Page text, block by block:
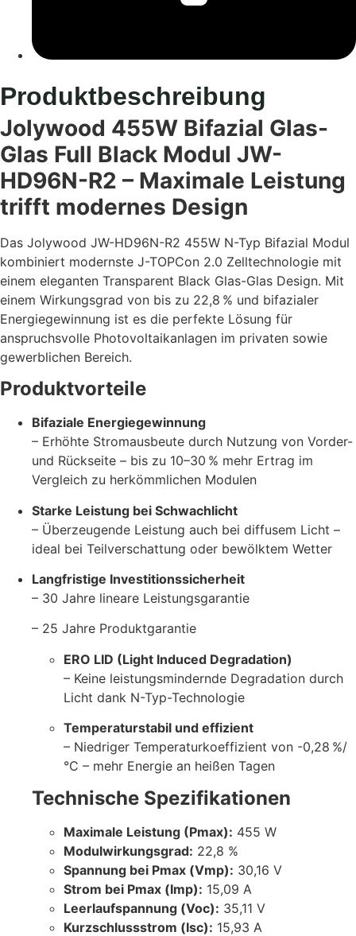
Produktbeschreibung
Jolywood 455W Bifazial Glas-
Glas Full Black Modul JW-
HD96N-R2 – Maximale Leistung
trifft modernes Design
Das Jolywood JW-HD96N-R2 455W N-Typ Bifazial Modul
kombiniert modernste J-TOPCon 2.0 Zelltechnologie mit
einem eleganten Transparent Black Glas-Glas Design. Mit
einem Wirkungsgrad von bis zu 22,8 % und bifazialer
Energiegewinnung ist es die perfekte Lösung für
anspruchsvolle Photovoltaikanlagen im privaten sowie
gewerblichen Bereich.
Produktvorteile
Bifaziale Energiegewinnung
– Erhöhte Stromausbeute durch Nutzung von Vorder-
und Rückseite – bis zu 10–30 % mehr Ertrag im
Vergleich zu herkömmlichen Modulen
Starke Leistung bei Schwachlicht
– Überzeugende Leistung auch bei diffusem Licht –
ideal bei Teilverschattung oder bewölktem Wetter
Langfristige Investitionssicherheit
– 30 Jahre lineare Leistungsgarantie
– 25 Jahre Produktgarantie
ERO LID (Light Induced Degradation)
– Keine leistungsmindernde Degradation durch
Licht dank N-Typ-Technologie
Temperaturstabil und effizient
– Niedriger Temperaturkoeffizient von -0,28 %/
°C – mehr Energie an heißen Tagen
Technische Spezifikationen
Maximale Leistung (Pmax): 455 W
Modulwirkungsgrad: 22,8 %
Spannung bei Pmax (Vmp): 30,16 V
Strom bei Pmax (Imp): 15,09 A
Leerlaufspannung (Voc): 35,11 V
Kurzschlussstrom (Isc): 15,93 A